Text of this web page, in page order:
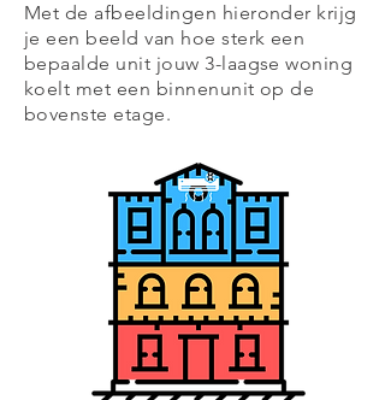
Met de afbeeldingen hieronder krijg
je een beeld van hoe sterk een
bepaalde unit jouw 3-laagse woning
koelt met een binnenunit op de
bovenste etage.